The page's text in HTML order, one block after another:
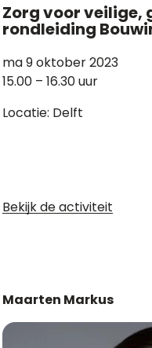
Zorg voor veilige,
rondleiding
ma 9 oktober 2023
15.00 – 16.30 uur
Locatie: Delft
Bekijk de activiteit
Maarten Markus